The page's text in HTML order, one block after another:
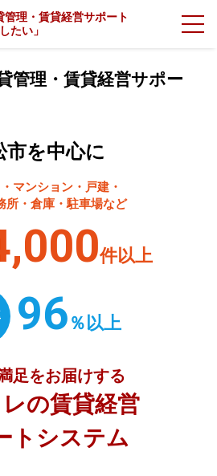
管理・賃貸経営サポート
たい」
管理・賃貸経営サポー
市を中心に
マンション・戸建・
所・倉庫・駐車場など
件以上
96 ％以上
足をお届けする
の賃貸経営
トシステム